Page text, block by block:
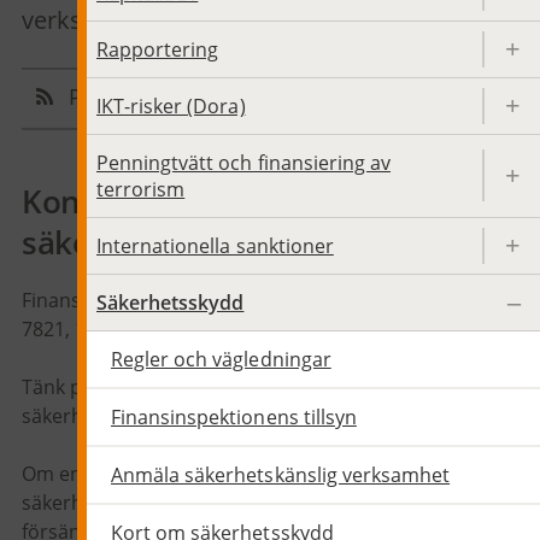
Rapportering
IKT-risker (Dora)
Penningtvätt och finansiering av
terrorism
Internationella sanktioner
Säkerhetsskydd
Regler och vägledningar
Finansinspektionens tillsyn
Anmäla säkerhetskänslig verksamhet
Kort om säkerhetsskydd
verksamhetsutövare.
Prenumerera
Kontakt för
säkerhetsskyddsfrågor
Finansinspektionen, Säkerhetsskyddstillsyn, Box
7821, 103 97 Stockholm
Tänk på att inte skicka
säkerhetsskyddsklassificerade uppgifter via mejl.
Om en försändelse innehåller
säkerhetskyddsklassificerade uppgifter ska
försändelsen skickas till FI med lämpligt